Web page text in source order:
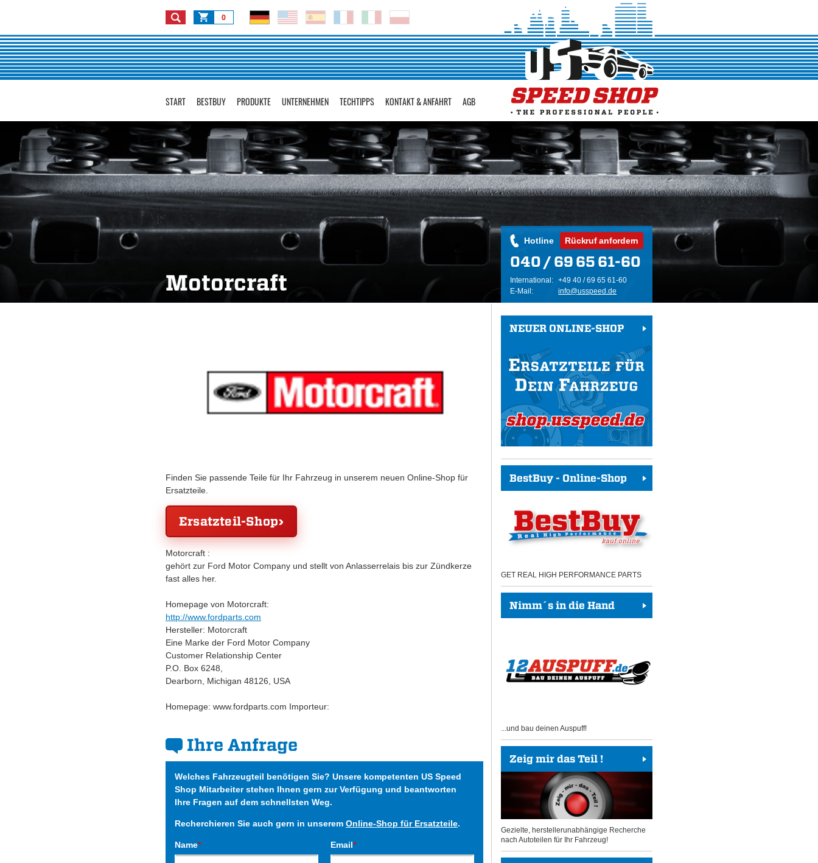
0
START BESTBUY PRODUKTE UNTERNEHMEN TECHTIPPS KONTAKT & ANFAHRT AGB
Motorcraft
Hotline Rückruf anfordern
040 / 69 65 61-60
International: +49 40 / 69 65 61-60
E-Mail:
info@usspeed.de
Finden Sie passende Teile für Ihr Fahrzeug in unserem neuen Online-Shop für
Ersatzteile.
Ersatzteil-Shop
Motorcraft :
gehört zur Ford Motor Company und stellt von Anlasserrelais bis zur Zündkerze
fast alles her.
Homepage von Motorcraft:
http://www.fordparts.com
Hersteller: Motorcraft
Eine Marke der Ford Motor Company
Customer Relationship Center
P.O. Box 6248,
Dearborn, Michigan 48126, USA
Homepage: www.fordparts.com Importeur:
Ihre Anfrage
Welches Fahrzeugteil benötigen Sie? Unsere kompetenten US Speed
Shop Mitarbeiter stehen Ihnen gern zur Verfügung und beantworten
Ihre Fragen auf dem schnellsten Weg.
Recherchieren Sie auch gern in unserem Online-Shop für Ersatzteile.
Name* Email*
NEUER ONLINE-SHOP
BestBuy - Online-Shop
GET REAL HIGH PERFORMANCE PARTS
Nimm´s in die Hand
...und bau deinen Auspuff!
Zeig mir das Teil !
Gezielte, herstellerunabhängige Recherche
nach Autoteilen für Ihr Fahrzeug!